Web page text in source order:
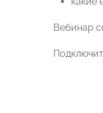
Вебинар